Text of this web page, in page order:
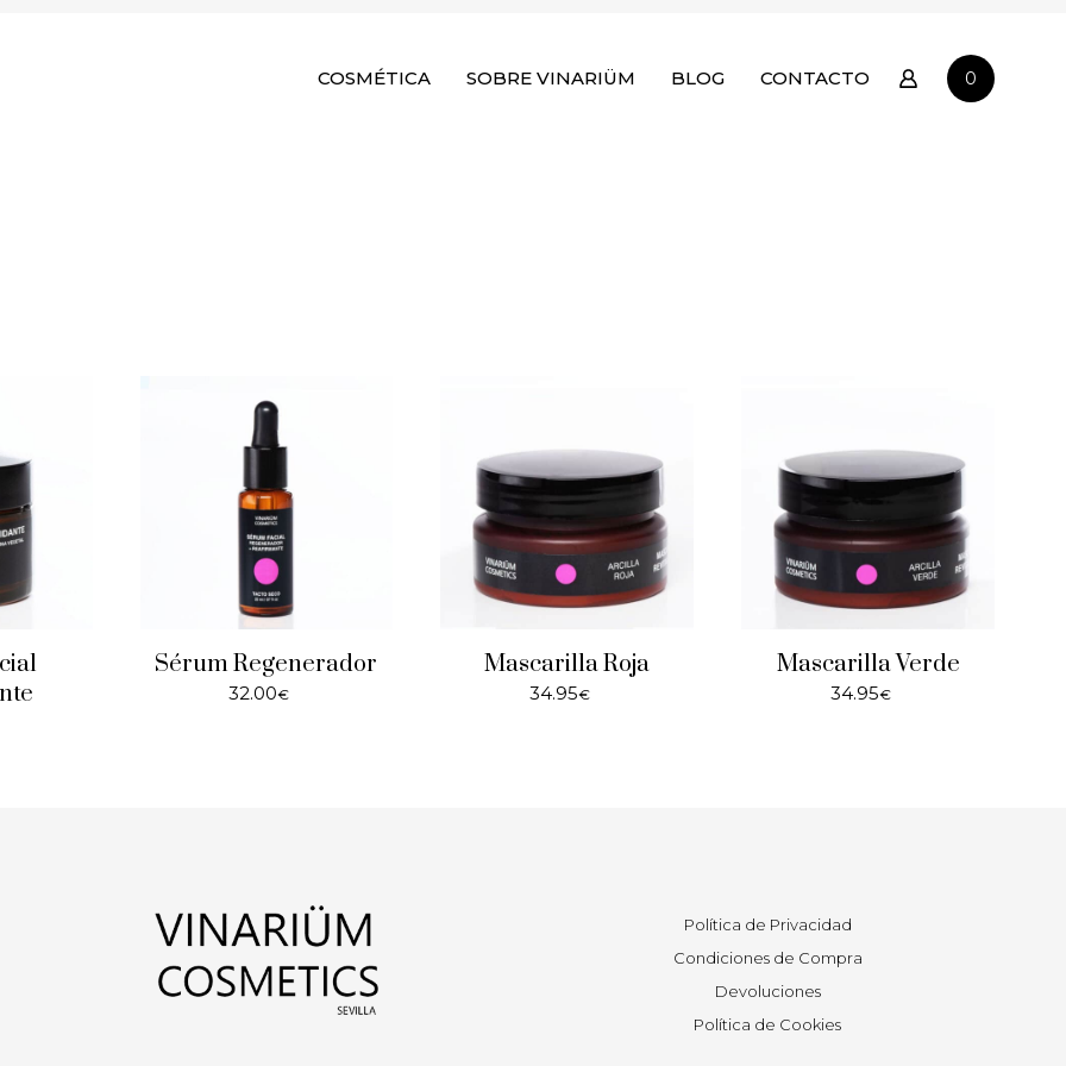
0
COSMÉTICA SOBRE VINARIÜM BLOG CONTACTO
Sérum Regenerador
32.00€
Mascarilla Roja
34.95€
Mascarilla Verde
34.95€
Política de Privacidad
Condiciones de Compra
Devoluciones
Política de Cookies